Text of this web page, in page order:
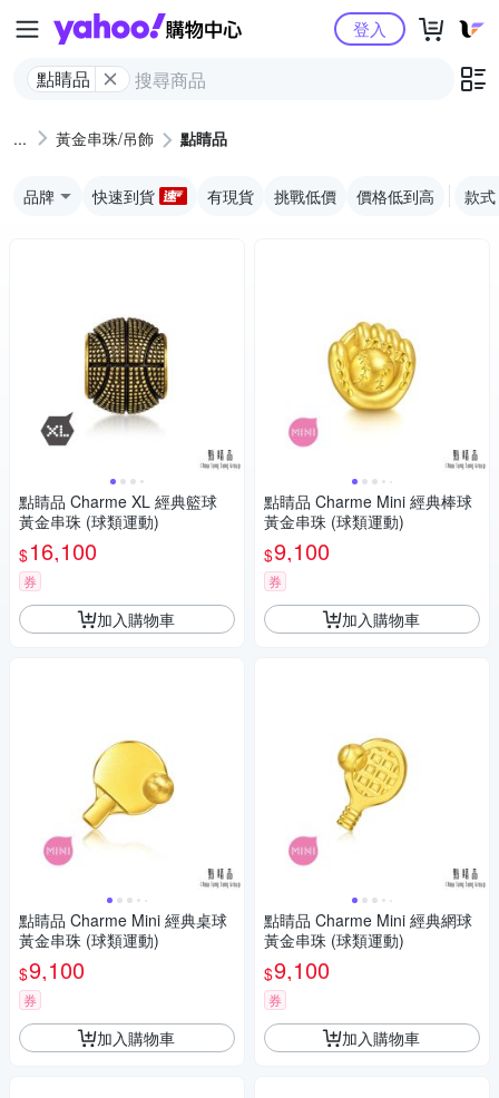
Yahoo購物中心
點睛品
登入
黃金串珠/吊飾 點睛品
品牌 快速到貨 有現貨 挑戰低價 價格低到高 款式
點睛品 Charme XL 經典籃球
黃金串珠 (球類運動)
$16,100
券
加入購物車
點睛品 Charme Mini 經典桌球
黃金串珠 (球類運動)
$9,100
券
加入購物車
點睛品 Charme Mini 經典棒球
黃金串珠 (球類運動)
$9,100
券
加入購物車
點睛品 Charme Mini 經典網球
黃金串珠 (球類運動)
$9,100
券
加入購物車